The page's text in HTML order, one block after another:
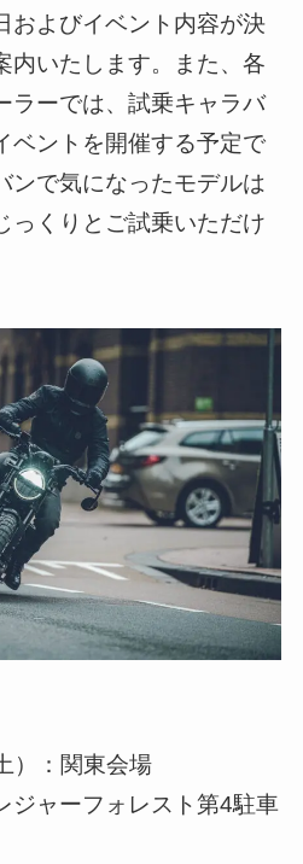
およびイベント内容が決
内いたします。また、各
ラーでは、試乗キャラバ
ベントを開催する予定で
ンで気になったモデルは
っくりとご試乗いただけ
）：関東会場
ジャーフォレスト第4駐車